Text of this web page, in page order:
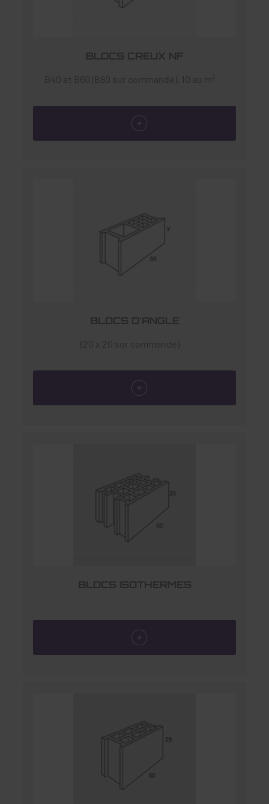
BLOCS CREUX NF
B40 et B60 (B80 sur commande), 10 au m²
BLOCS D'ANGLE
(20 x 20 sur commande)
BLOCS ISOTHERMES